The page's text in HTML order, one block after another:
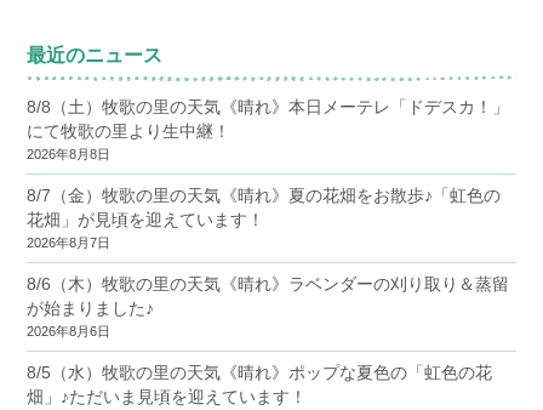
最近のニュース
8/8（土）牧歌の里の天気《晴れ》本日メーテレ「ドデスカ！」
にて牧歌の里より生中継！
2026年8月8日
8/7（金）牧歌の里の天気《晴れ》夏の花畑をお散歩♪「虹色の
花畑」が見頃を迎えています！
2026年8月7日
8/6（木）牧歌の里の天気《晴れ》ラベンダーの刈り取り＆蒸留
が始まりました♪
2026年8月6日
8/5（水）牧歌の里の天気《晴れ》ポップな夏色の「虹色の花
畑」♪ただいま見頃を迎えています！